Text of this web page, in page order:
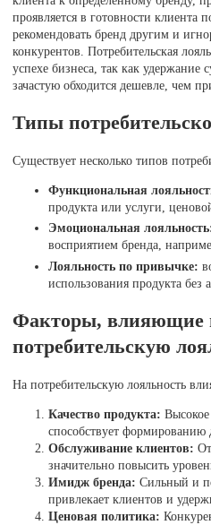
проявляется в готовности клиента
рекомендовать бренд другим и
конкурентов. Потребительская
успехе бизнеса, так как
зачастую обходится дешевле, чем
Типы
Существует несколько типов
Функциональная
продукта или услуги,
Эмоциональная
восприятием бренда,
Лояльность по привычке:
использования продукта без
Факторы, влияющие
потребительскую
На потребительскую лояльность
Качество продукта: Высокое
способствует формированию
Обслуживание клиентов:
значительно повысить
Имидж бренда: Сильный и
привлекает клиентов и
Ценовая политика: